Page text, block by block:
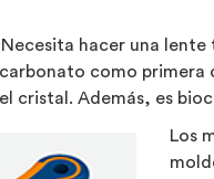
hacer una lente
como primera
cristal. Además, es
Los